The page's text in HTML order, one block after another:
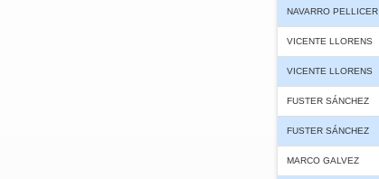
NAVARRO PELLICER
VICENTE LLORENS
VICENTE LLORENS
FUSTER SÁNCHEZ
FUSTER SÁNCHEZ
MARCO GALVEZ